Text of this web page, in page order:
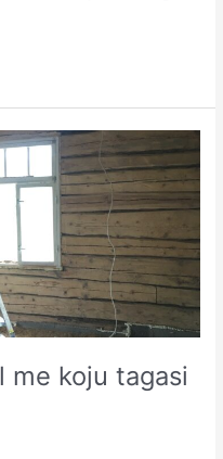
me koju tagasi